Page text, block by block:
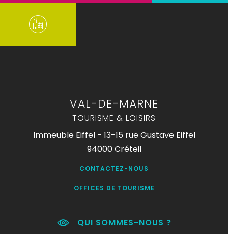
VAL-DE-MARNE
TOURISME & LOISIRS
Immeuble Eiffel - 13-15 rue Gustave Eiffel
94000 Créteil
CONTACTEZ-NOUS
OFFICES DE TOURISME
QUI SOMMES-NOUS ?